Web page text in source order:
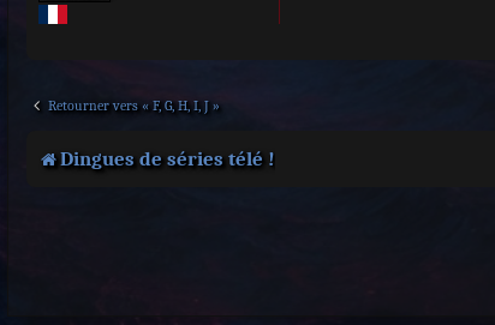
Retourner vers « F, G, H, I, J »
Dingues de séries télé !